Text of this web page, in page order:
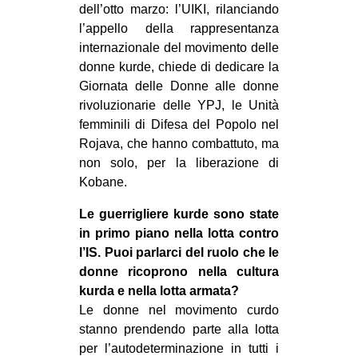
ARTE
CINEMA
MANIFESTI
MUSICA
RECENSIONI
INTERNAZIONALE
ESTREMO ORIENTE
EUROPA
MEDIO ORIENTE
MONDO
EVENTI
dell’otto marzo: l’UIKI, rilanciando
l’appello della rappresentanza
internazionale del movimento delle
donne kurde, chiede di dedicare la
Giornata delle Donne alle donne
rivoluzionarie delle YPJ, le Unità
femminili di Difesa del Popolo nel
Rojava, che hanno combattuto, ma
non solo, per la liberazione di
Kobane.
Le guerrigliere kurde sono state
in primo piano nella lotta contro
l’IS. Puoi parlarci del ruolo che le
donne ricoprono nella cultura
kurda e nella lotta armata?
Le donne nel movimento curdo
stanno prendendo parte alla lotta
per l’autodeterminazione in tutti i